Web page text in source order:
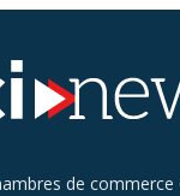
de commerce